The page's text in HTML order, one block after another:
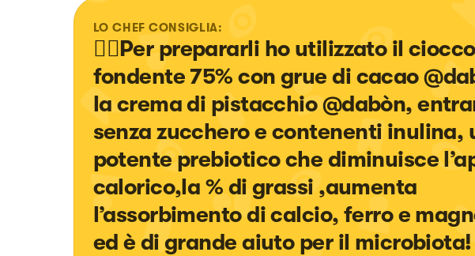
LO CHEF CONSIGLIA:
👉🏻Per prepararli ho utilizzato il
fondente 75% con grue di cacao
la crema di pistacchio @dabòn,
senza zucchero e contenenti inulina,
potente prebiotico che diminuisce
calorico,la % di grassi ,aumenta
l’assorbimento di calcio, ferro e
ed è di grande aiuto per il microbiota!